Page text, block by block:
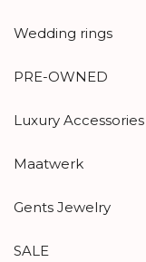
Wedding rings
PRE-OWNED
Luxury Accessories
Maatwerk
Gents Jewelry
SALE